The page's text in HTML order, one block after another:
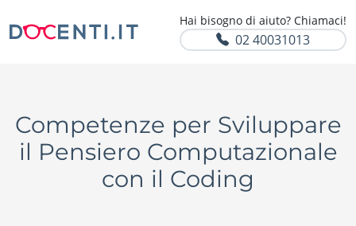
Hai bisogno di aiuto? Chiamaci!
02 40031013
Competenze per Sviluppare
il Pensiero Computazionale
con il Coding